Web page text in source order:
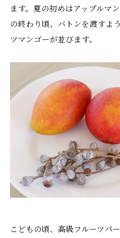
ます。夏の初めはアップルマ
の終わり頃、バトンを渡すよ
ツマンゴーが並びます。
こどもの頃、高級フルーツパ